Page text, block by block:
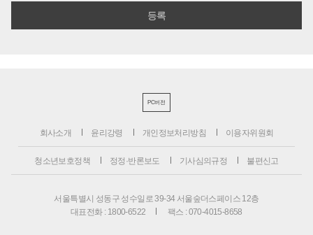
PC버전
회사소개 윤리강령 개인정보처리방침 이용자위원회
청소년보호정책 정정·반론보도 기사심의규정 불편신고
서울특별시 성동구 성수일로 39-34 서울숲더스페이스 12층
대표전화 : 1800-6522
팩스 : 070-4015-8658